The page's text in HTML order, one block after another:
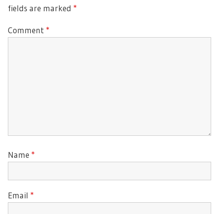
fields are marked *
Comment *
Name *
Email *